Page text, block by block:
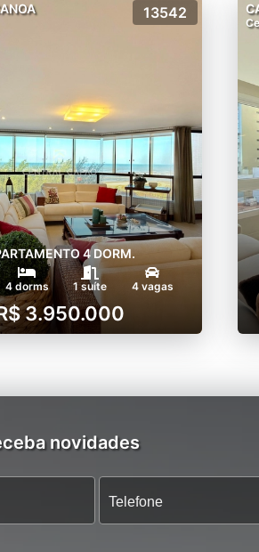
13542
4 DORM.
4 dorms 1 suíte 4 vagas
3.950.000
novidades